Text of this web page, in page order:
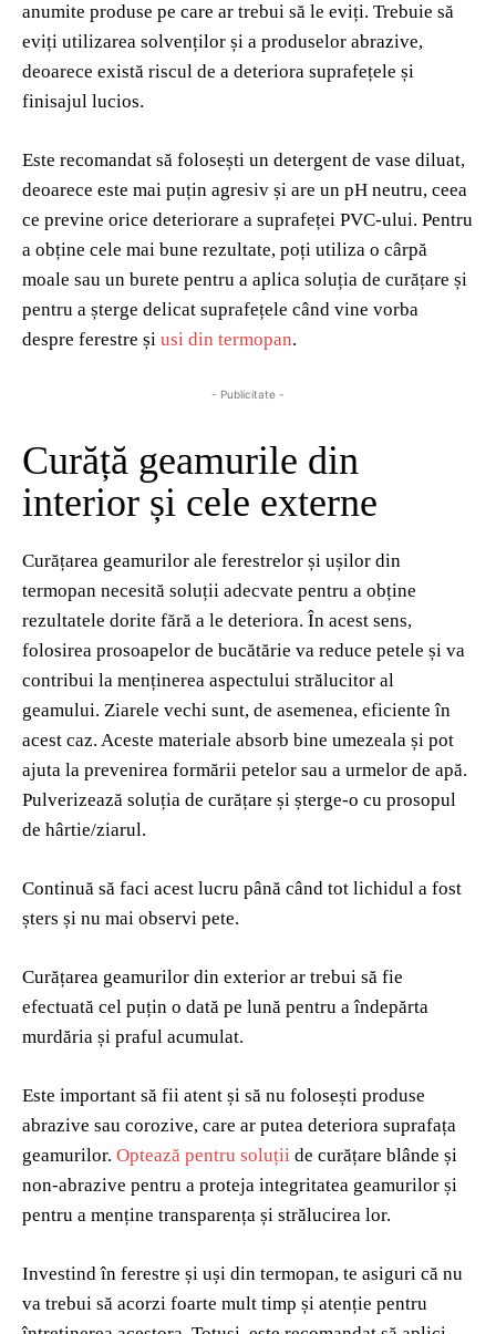
anumite produse pe care ar trebui să le eviți. Trebuie să
eviți utilizarea solvenților și a produselor abrazive,
deoarece există riscul de a deteriora suprafețele și
finisajul lucios.
Este recomandat să folosești un detergent de vase diluat,
deoarece este mai puțin agresiv și are un pH neutru, ceea
ce previne orice deteriorare a suprafeței PVC-ului. Pentru
a obține cele mai bune rezultate, poți utiliza o cârpă
moale sau un burete pentru a aplica soluția de curățare și
pentru a șterge delicat suprafețele când vine vorba
despre ferestre și usi din termopan.
- Publicitate -
Curăță geamurile din
interior și cele externe
Curățarea geamurilor ale ferestrelor și ușilor din
termopan necesită soluții adecvate pentru a obține
rezultatele dorite fără a le deteriora. În acest sens,
folosirea prosoapelor de bucătărie va reduce petele și va
contribui la menținerea aspectului strălucitor al
geamului. Ziarele vechi sunt, de asemenea, eficiente în
acest caz. Aceste materiale absorb bine umezeala și pot
ajuta la prevenirea formării petelor sau a urmelor de apă.
Pulverizează soluția de curățare și șterge-o cu prosopul
de hârtie/ziarul.
Continuă să faci acest lucru până când tot lichidul a fost
șters și nu mai observi pete.
Curățarea geamurilor din exterior ar trebui să fie
efectuată cel puțin o dată pe lună pentru a îndepărta
murdăria și praful acumulat.
Este important să fii atent și să nu folosești produse
abrazive sau corozive, care ar putea deteriora suprafața
geamurilor. Optează pentru soluții de curățare blânde și
non-abrazive pentru a proteja integritatea geamurilor și
pentru a menține transparența și strălucirea lor.
Investind în ferestre și uși din termopan, te asiguri că nu
va trebui să acorzi foarte mult timp și atenție pentru